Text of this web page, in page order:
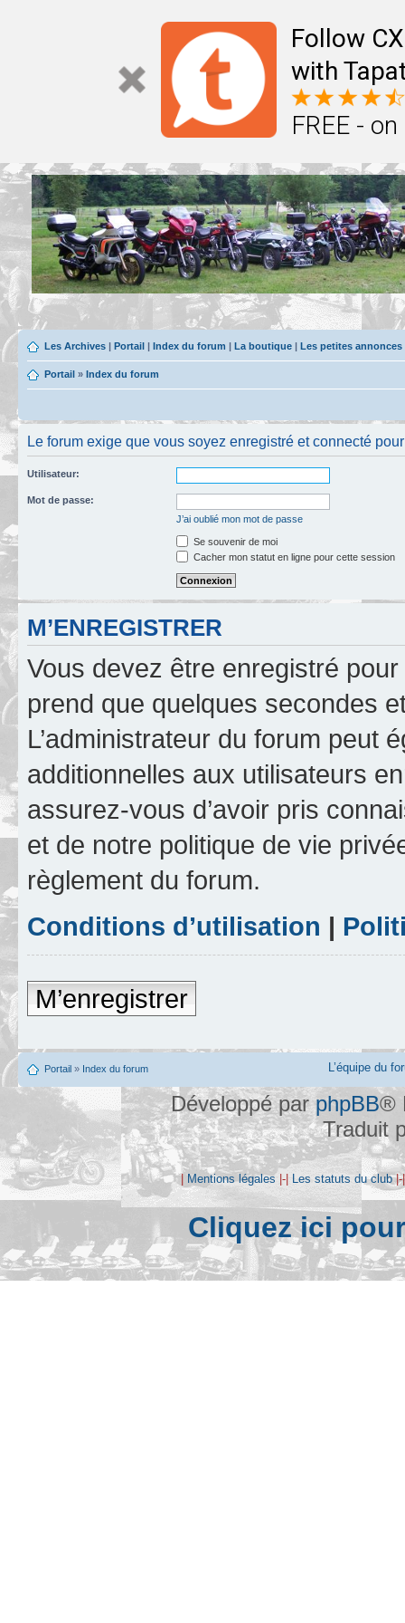
Follow
with
FREE -
Les Archives | Portail | Index du forum | La boutique | Les petites
Portail » Index du forum
Le forum exige que vous soyez enregistré et connecté
Utilisateur:
Mot de passe:
J’ai oublié mon mot de passe
Se souvenir de moi
Cacher mon statut en ligne pour cette session
M’ENREGISTRER
Vous devez être enregistré
prend que quelques secondes
L’administrateur du forum peut
additionnelles aux utilisateurs
assurez-vous d’avoir pris
et de notre politique de vie
règlement du forum.
Conditions d’utilisation |
M’enregistrer
Portail » Index du forum L’équipe du
Développé parphpBB®
Traduit
| Mentions légales |-| Les statuts du club
Cliquez ici